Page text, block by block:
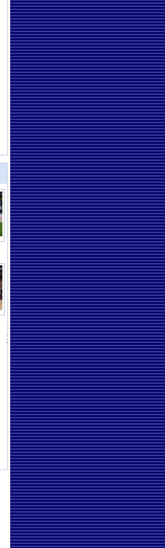
英超|英超-赖斯双响加布里埃尔送礼+